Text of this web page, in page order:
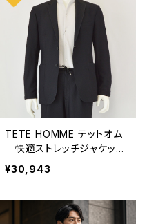
TETE HOMME テットオム
｜快適ストレッチジャケット
通気性 軽量 防シワ 洗濯機
OK メンズ 1026233011 ブ
¥30,943